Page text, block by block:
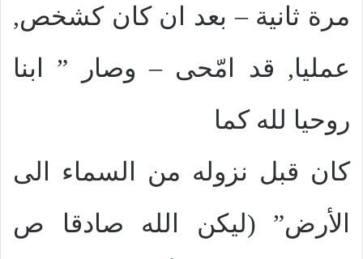
مرة ثانية – بعد ان كان كشخص,
عمليا, قد امّحى – وصار ” ابنا
روحيا لله كما
كان قبل نزوله من السماء الى
الأرض” (ليكن الله صادقا ص